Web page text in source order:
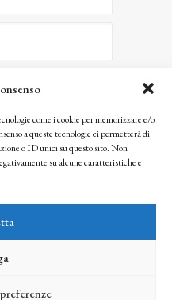
come i cookie per memorizzare e/o
a queste tecnologie ci permetterà di
o ID unici su questo sito. Non
su alcune caratteristiche e
informazioni saranno trattate
dell’Istituto Matteucci